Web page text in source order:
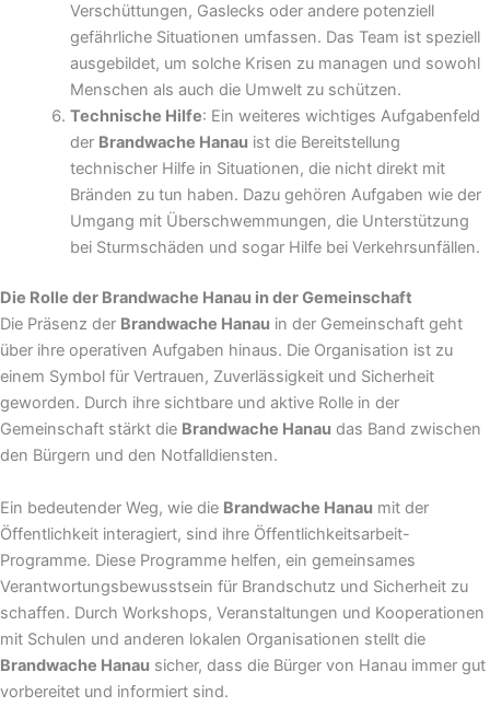
Verschüttungen, Gaslecks oder andere potenziell
gefährliche Situationen umfassen. Das Team ist speziell
ausgebildet, um solche Krisen zu managen und sowohl
Menschen als auch die Umwelt zu schützen.
Technische Hilfe: Ein weiteres wichtiges Aufgabenfeld
der Brandwache Hanau ist die Bereitstellung
technischer Hilfe in Situationen, die nicht direkt mit
Bränden zu tun haben. Dazu gehören Aufgaben wie der
Umgang mit Überschwemmungen, die Unterstützung
bei Sturmschäden und sogar Hilfe bei Verkehrsunfällen.
Die Rolle der Brandwache Hanau in der Gemeinschaft
Die Präsenz der Brandwache Hanau in der Gemeinschaft geht
über ihre operativen Aufgaben hinaus. Die Organisation ist zu
einem Symbol für Vertrauen, Zuverlässigkeit und Sicherheit
geworden. Durch ihre sichtbare und aktive Rolle in der
Gemeinschaft stärkt die Brandwache Hanau das Band zwischen
den Bürgern und den Notfalldiensten.
Ein bedeutender Weg, wie die Brandwache Hanau mit der
Öffentlichkeit interagiert, sind ihre Öffentlichkeitsarbeit-
Programme. Diese Programme helfen, ein gemeinsames
Verantwortungsbewusstsein für Brandschutz und Sicherheit zu
schaffen. Durch Workshops, Veranstaltungen und Kooperationen
mit Schulen und anderen lokalen Organisationen stellt die
Brandwache Hanau sicher, dass die Bürger von Hanau immer gut
vorbereitet und informiert sind.